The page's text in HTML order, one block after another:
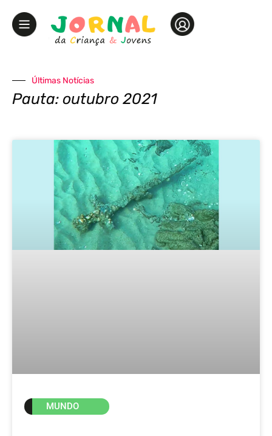
Últimas Notícias
Pauta: outubro 2021
MUNDO